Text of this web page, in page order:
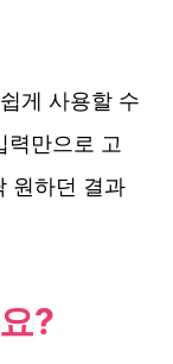
게 사용할 수
력만으로 고
원하던 결과
?